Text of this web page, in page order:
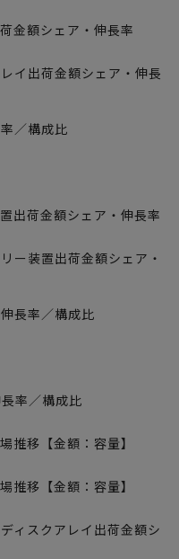
金額シェア・伸長率
イ出荷金額シェア・伸長
率／構成比
出荷金額シェア・伸長率
ー装置出荷金額シェア・
長率／構成比
率／構成比
推移【金額：容量】
推移【金額：容量】
ィスクアレイ出荷金額シ